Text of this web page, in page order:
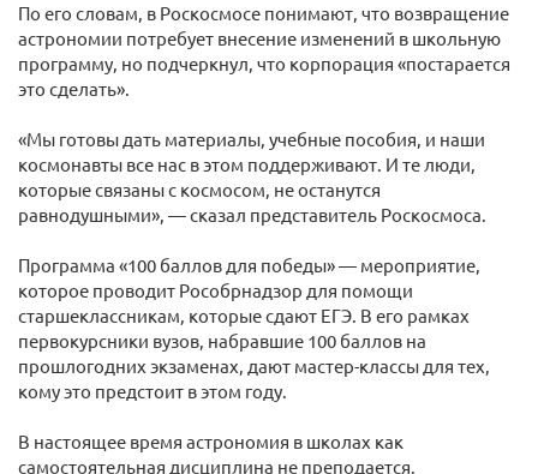
По его словам, в Роскосмосе понимают, что возвращение
астрономии потребует внесение изменений в школьную
программу, но подчеркнул, что корпорация «постарается
это сделать».
«Мы готовы дать материалы, учебные пособия, и наши
космонавты все нас в этом поддерживают. И те люди,
которые связаны с космосом, не останутся
равнодушными», — сказал представитель Роскосмоса.
Программа «100 баллов для победы» — мероприятие,
которое проводит Рособрнадзор для помощи
старшеклассникам, которые сдают ЕГЭ. В его рамках
первокурсники вузов, набравшие 100 баллов на
прошлогодних экзаменах, дают мастер-классы для тех,
кому это предстоит в этом году.
В настоящее время астрономия в школах как
самостоятельная дисциплина не преподается.